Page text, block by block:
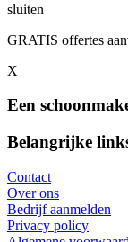
sluiten
GRATIS offertes
X
Een
Belangrijke
Contact
Over ons
Bedrijf aanmelden
Privacy policy